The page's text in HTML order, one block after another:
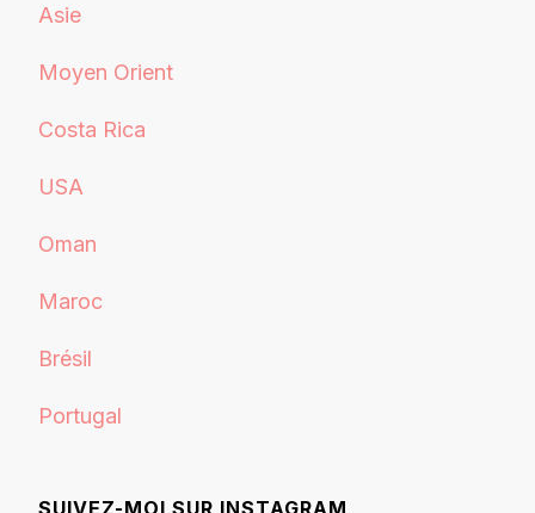
Asie
Moyen Orient
Costa Rica
USA
Oman
Maroc
Brésil
Portugal
SUIVEZ-MOI SUR INSTAGRAM